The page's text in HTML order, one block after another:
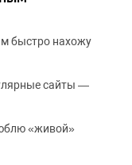
быстро нахожу
сайты —
«живой»